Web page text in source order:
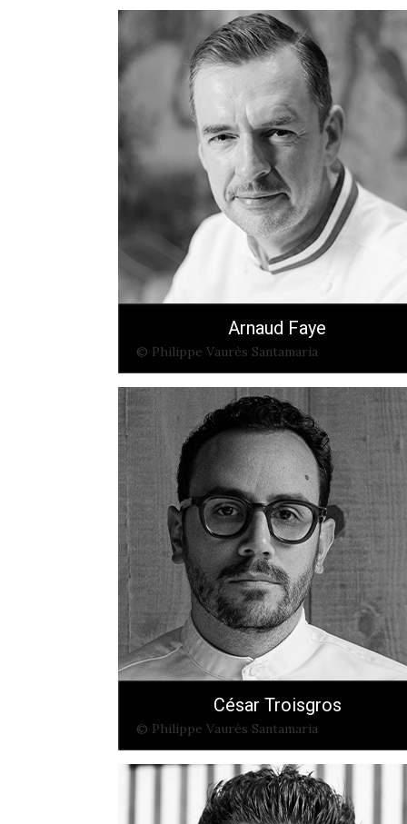
Arnaud Faye
© Philippe Vaurès Santamaria
César Troisgros
© Philippe Vaurès Santamaria